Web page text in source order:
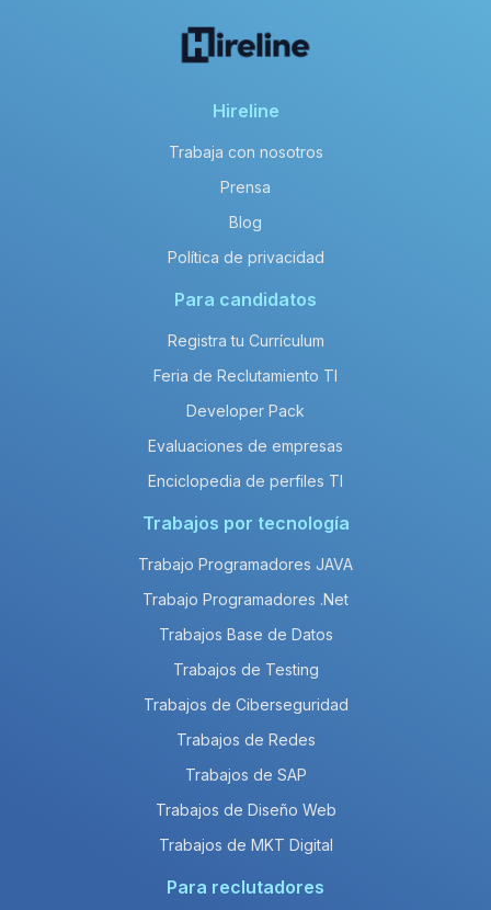
Hireline
Trabaja con nosotros
Prensa
Blog
Política de privacidad
Para candidatos
Registra tu Currículum
Feria de Reclutamiento TI
Developer Pack
Evaluaciones de empresas
Enciclopedia de perfiles TI
Trabajos por tecnología
Trabajo Programadores JAVA
Trabajo Programadores .Net
Trabajos Base de Datos
Trabajos de Testing
Trabajos de Ciberseguridad
Trabajos de Redes
Trabajos de SAP
Trabajos de Diseño Web
Trabajos de MKT Digital
Para reclutadores